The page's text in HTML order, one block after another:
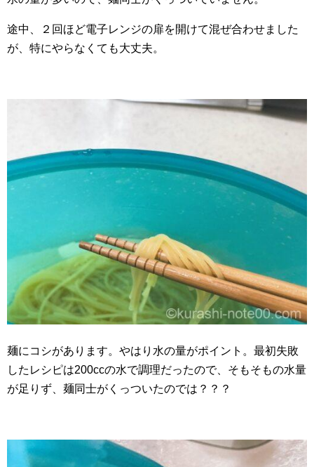
途中、２回ほど電子レンジの扉を開けて混ぜ合わせました
が、特にやらなくても大丈夫。
麺にコシがあります。やはり水の量がポイント。最初失敗
したレシピは200ccの水で調理だったので、そもそもの水量
が足りず、麺同士がくっついたのでは？？？